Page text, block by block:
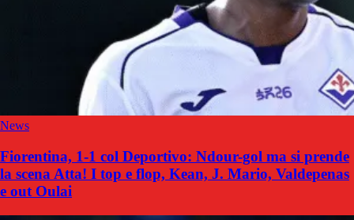
News
Fiorentina, 1-1 col Deportivo: Ndour-gol ma si prende
la scena Atta! I top e flop, Kean, J. Mario, Valdepenas
e out Oulai